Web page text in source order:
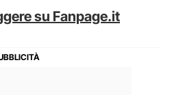
su Fanpage.it